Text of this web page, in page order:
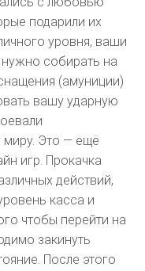
подарили их
уровня, ваши
нужно собирать на
(амуниции)
вашу ударную
миру. Это — ещё
игр. Прокачка
действий,
касса и
чтобы перейти на
закинуть
После этого